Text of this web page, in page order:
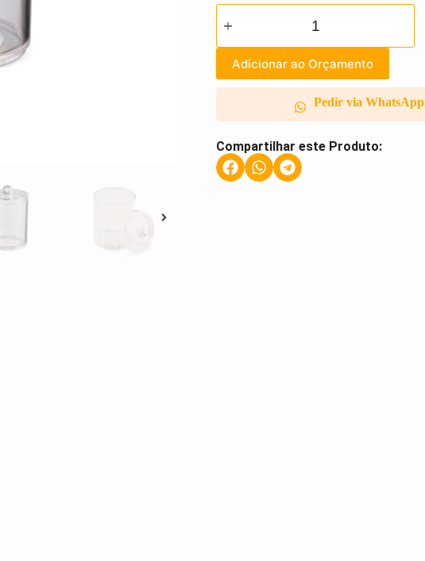
Adicionar ao Orçamento
Pedir via WhatsApp
Compartilhar este Produto: